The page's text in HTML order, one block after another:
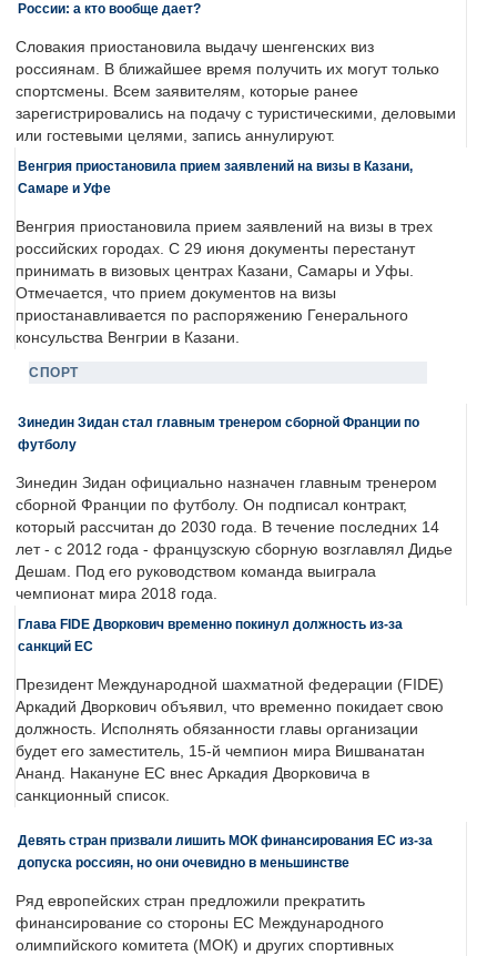
России: а кто вообще дает?
Словакия приостановила выдачу шенгенских виз
россиянам. В ближайшее время получить их могут только
спортсмены. Всем заявителям, которые ранее
зарегистрировались на подачу с туристическими, деловыми
или гостевыми целями, запись аннулируют.
Венгрия приостановила прием заявлений на визы в Казани,
Самаре и Уфе
Венгрия приостановила прием заявлений на визы в трех
российских городах. С 29 июня документы перестанут
принимать в визовых центрах Казани, Самары и Уфы.
Отмечается, что прием документов на визы
приостанавливается по распоряжению Генерального
консульства Венгрии в Казани.
СПОРТ
Зинедин Зидан стал главным тренером сборной Франции по
футболу
Зинедин Зидан официально назначен главным тренером
сборной Франции по футболу. Он подписал контракт,
который рассчитан до 2030 года. В течение последних 14
лет - с 2012 года - французскую сборную возглавлял Дидье
Дешам. Под его руководством команда выиграла
чемпионат мира 2018 года.
Глава FIDE Дворкович временно покинул должность из-за
санкций ЕС
Президент Международной шахматной федерации (FIDE)
Аркадий Дворкович объявил, что временно покидает свою
должность. Исполнять обязанности главы организации
будет его заместитель, 15-й чемпион мира Вишванатан
Ананд. Накануне ЕС внес Аркадия Дворковича в
санкционный список.
Девять стран призвали лишить МОК финансирования ЕС из-за
допуска россиян, но они очевидно в меньшинстве
Ряд европейских стран предложили прекратить
финансирование со стороны ЕС Международного
олимпийского комитета (МОК) и других спортивных